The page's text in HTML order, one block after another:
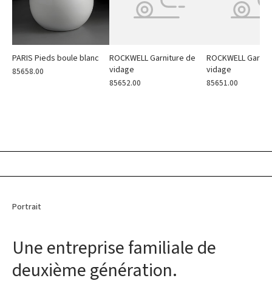
PARIS Pieds boule blanc
85658.00
ROCKWELL Garniture de
vidage
85652.00
ROCKWELL
vidage
85651.00
Portrait
Une entreprise familiale de
deuxième génération.